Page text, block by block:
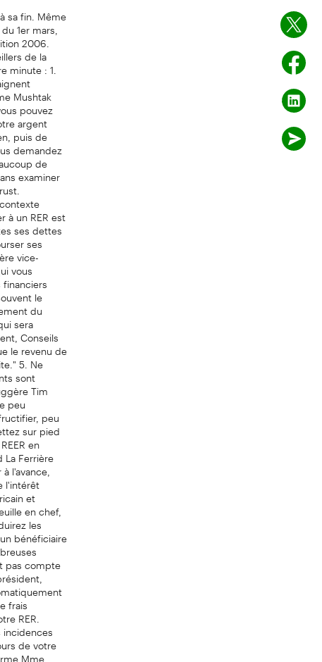
sa fin. Même
1er mars,
2006.
de la
minute : 1.
Mushtak
pouvez
argent
puis de
demandez
de
examiner
un RER est
ses dettes
ses
vice-
vous
le
du
sera
Conseils
le revenu de
5. Ne
sont
Tim
peu
peu
sur pied
en
Ferrière
l'avance,
l'intérêt
et
en chef,
les
bénéficiaire
pas compte
frais
RER.
de votre
Mme